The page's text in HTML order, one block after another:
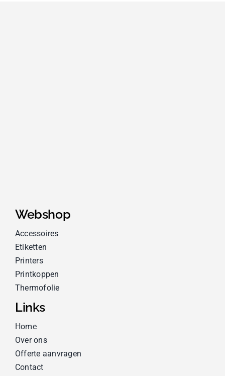
Webshop
Accessoires
Etiketten
Printers
Printkoppen
Thermofolie
Links
Home
Over ons
Offerte aanvragen
Contact